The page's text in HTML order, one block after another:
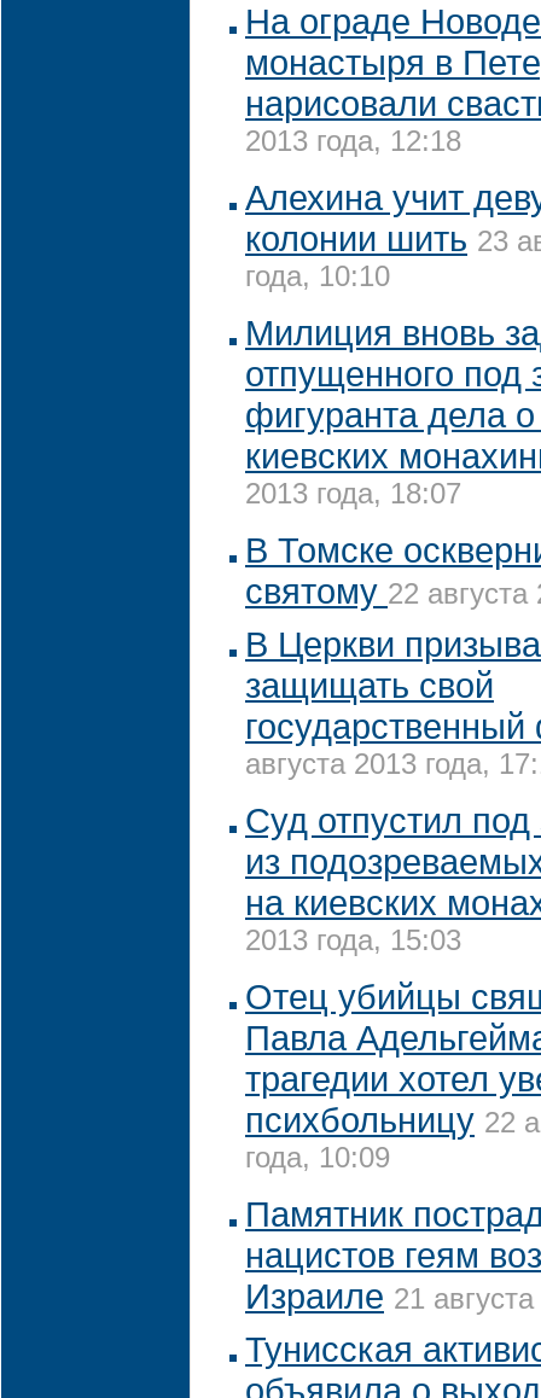
На ограде
монастыря в
нарисовали
2013 года, 12:18
Алехина учит
колонии шить 23
года, 10:10
Милиция вновь
отпущенного под
фигуранта дела
киевских
2013 года, 18:07
В Томске
святому 22
В Церкви
защищать свой
августа 2013 года,
Суд отпустил под
из
на киевских
2013 года, 15:03
Отец убийцы
Павла
трагедии хотел
психбольницу 22
года, 10:09
Памятник
нацистов геям
Израиле 21
Тунисская